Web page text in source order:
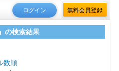
ログイン 無料会員登録
の検索結果
数順